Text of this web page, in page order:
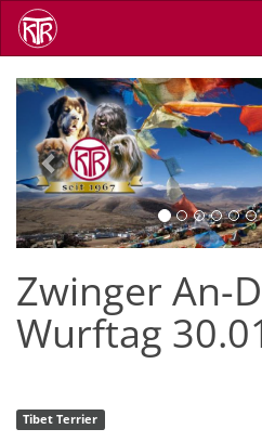
Direkt
zum
Inhalt
Previous
Zwinger An-
Wurftag
Tibet Terrier